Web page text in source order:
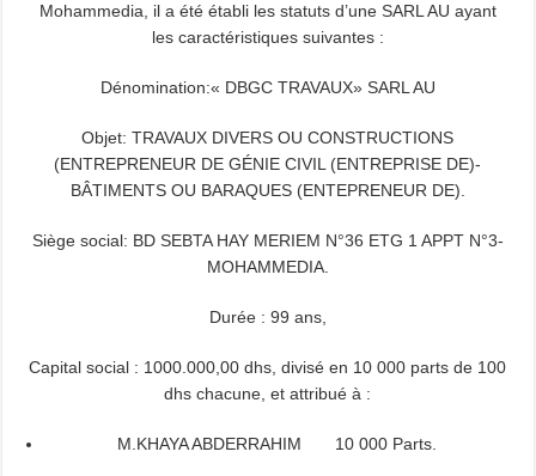
Mohammedia, il a été établi les statuts d’une SARL AU ayant
les caractéristiques suivantes :
Dénomination:« DBGC TRAVAUX» SARL AU
Objet: TRAVAUX DIVERS OU CONSTRUCTIONS
(ENTREPRENEUR DE GÉNIE CIVIL (ENTREPRISE DE)-
BÂTIMENTS OU BARAQUES (ENTEPRENEUR DE).
Siège social: BD SEBTA HAY MERIEM N°36 ETG 1 APPT N°3-
MOHAMMEDIA.
Durée : 99 ans,
Capital social : 1000.000,00 dhs, divisé en 10 000 parts de 100
dhs chacune, et attribué à :
M.KHAYA ABDERRAHIM 10 000 Parts.